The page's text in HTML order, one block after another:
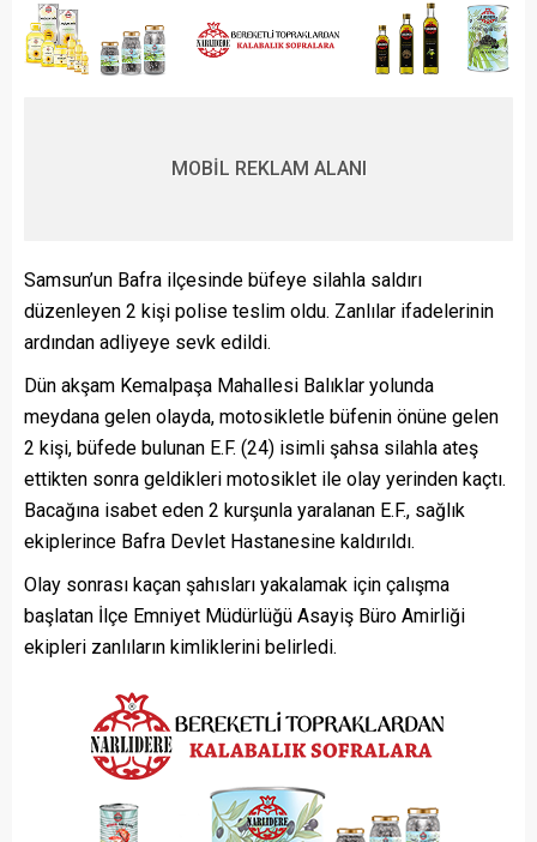
MOBİL REKLAM ALANI
Samsun’un Bafra ilçesinde büfeye silahla saldırı
düzenleyen 2 kişi polise teslim oldu. Zanlılar ifadelerinin
ardından adliyeye sevk edildi.
Dün akşam Kemalpaşa Mahallesi Balıklar yolunda
meydana gelen olayda, motosikletle büfenin önüne gelen
2 kişi, büfede bulunan E.F. (24) isimli şahsa silahla ateş
ettikten sonra geldikleri motosiklet ile olay yerinden kaçtı.
Bacağına isabet eden 2 kurşunla yaralanan E.F., sağlık
ekiplerince Bafra Devlet Hastanesine kaldırıldı.
Olay sonrası kaçan şahısları yakalamak için çalışma
başlatan İlçe Emniyet Müdürlüğü Asayiş Büro Amirliği
ekipleri zanlıların kimliklerini belirledi.